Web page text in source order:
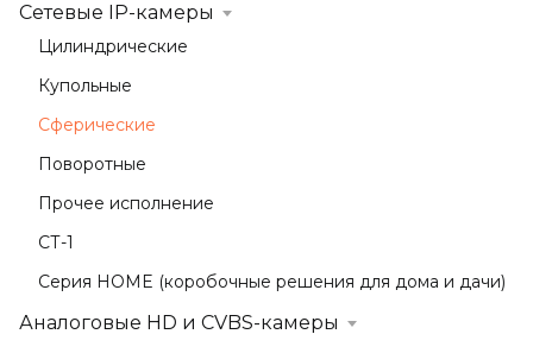
Сетевые IP-камеры
Цилиндрические
Купольные
Сферические
Поворотные
Прочее исполнение
СТ-1
Серия HOME (коробочные решения для дома и дачи)
Аналоговые HD и CVBS-камеры